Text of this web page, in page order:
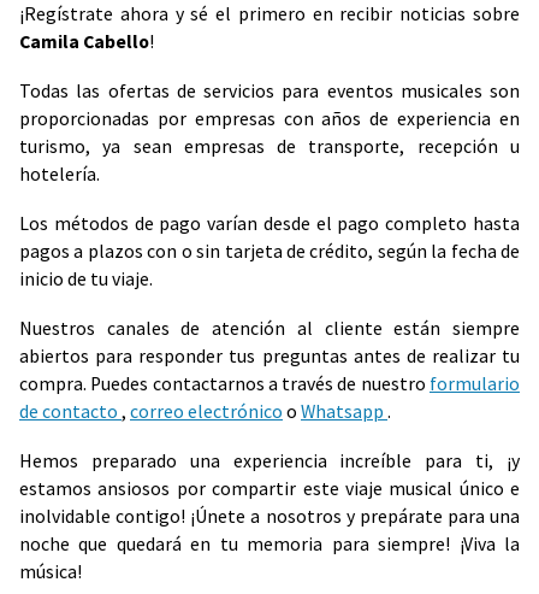
¡Regístrate ahora y sé el primero en recibir noticias sobre
Camila Cabello!
Todas las ofertas de servicios para eventos musicales son
proporcionadas por empresas con años de experiencia en
turismo, ya sean empresas de transporte, recepción u
hotelería.
Los métodos de pago varían desde el pago completo hasta
pagos a plazos con o sin tarjeta de crédito, según la fecha de
inicio de tu viaje.
Nuestros canales de atención al cliente están siempre
abiertos para responder tus preguntas antes de realizar tu
compra. Puedes contactarnos a través de nuestro formulario
de contacto , correo electrónico o Whatsapp .
Hemos preparado una experiencia increíble para ti, ¡y
estamos ansiosos por compartir este viaje musical único e
inolvidable contigo! ¡Únete a nosotros y prepárate para una
noche que quedará en tu memoria para siempre! ¡Viva la
música!